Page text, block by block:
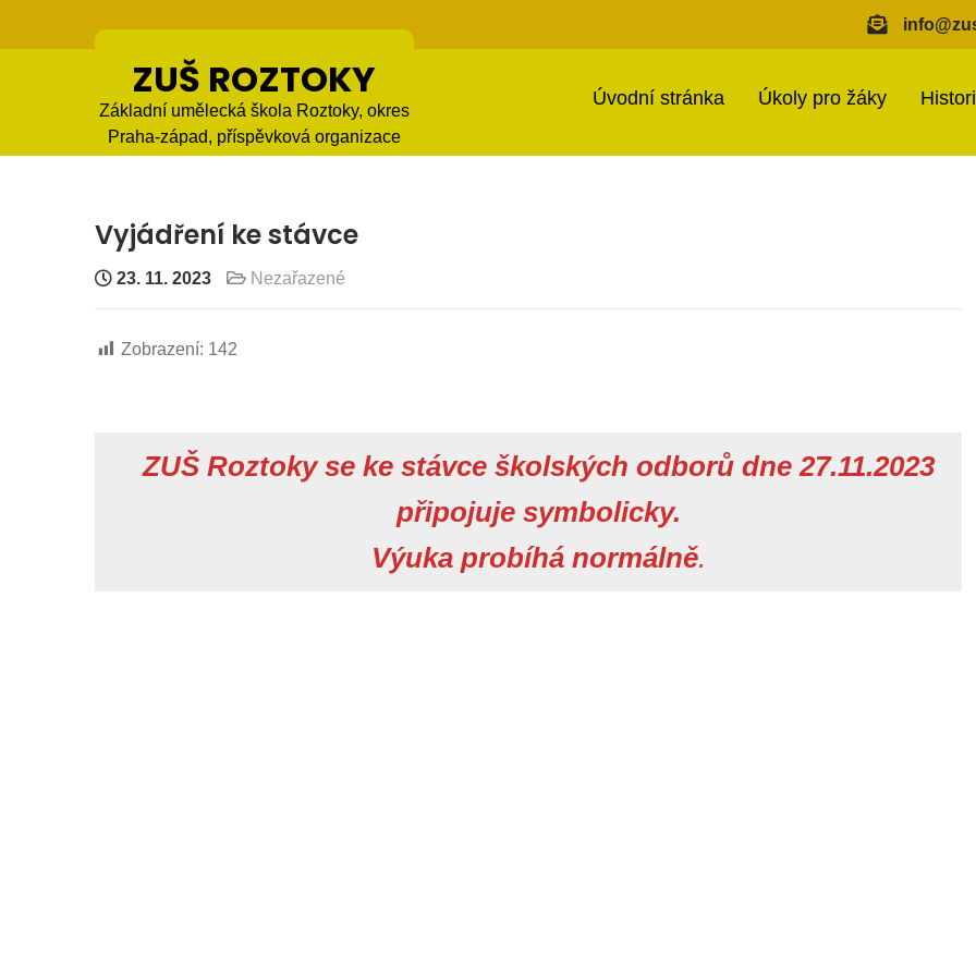
ZUŠ ROZTOKY
Základní umělecká škola Roztoky, okres
Praha-západ, příspěvková organizace
Úvodní stránka Úkoly pro žáky
Vyjádření ke stávce
23. 11. 2023 Nezařazené
Zobrazení: 142
ZUŠ Roztoky se ke stávce školských odborů dne 27.11.2023
připojuje symbolicky.
Výuka probíhá normálně.